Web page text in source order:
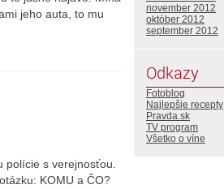
jeho auta, to mu
polície s verejnosťou.
KOMU a ČO?
november 2012
október 2012
september 2012
Odkazy
Fotoblog
Najlepšie recepty
Pravda.sk
TV program
Všetko o víne